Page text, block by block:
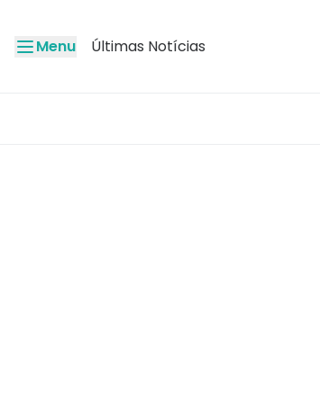
Menu Últimas Notícias